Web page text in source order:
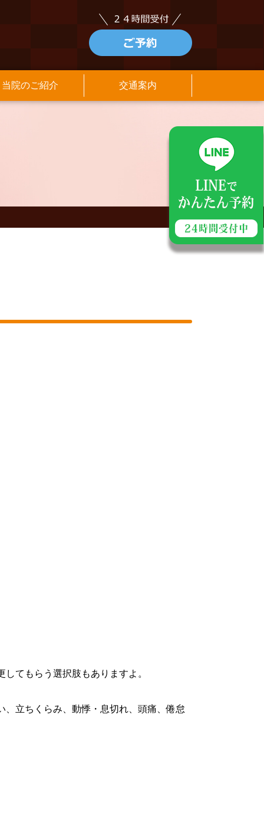
当院のご紹介 交通案内
てもらう選択肢もありますよ。
立ちくらみ、動悸・息切れ、頭痛、倦怠